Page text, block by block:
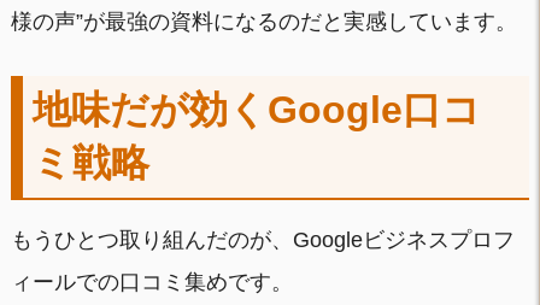
様の声”が最強の資料になるのだと実感しています。
地味だが効くGoogle口コ
ミ戦略
もうひとつ取り組んだのが、Googleビジネスプロフ
ィールでの口コミ集めです。